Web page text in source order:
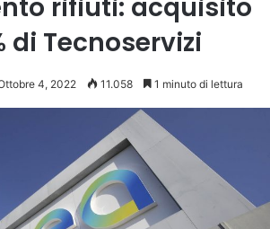
rifiuti: acquisito
di Tecnoservizi
4, 2022 11.058 1 minuto di lettura